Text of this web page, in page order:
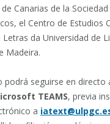
Canarias de la
el Centro de Estudios
da Universidad de
Madeira.
podrá seguirse en directo
TEAMS, previa
a